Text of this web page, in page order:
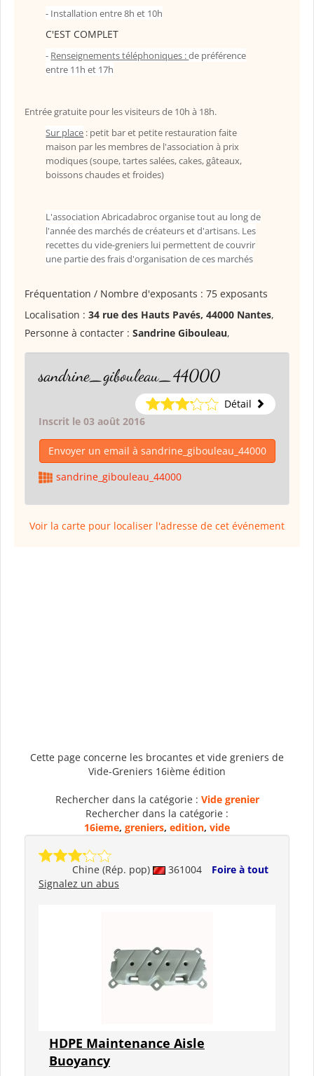
- Installation entre 8h et 10h
C'EST COMPLET
- Renseignements téléphoniques :de préférence
entre 11h et 17h
Entrée gratuite pour les visiteurs de 10h à 18h.
Sur place : petit bar et petite restauration faite
maison par les membres de l'association à prix
modiques (soupe, tartes salées, cakes, gâteaux,
boissons chaudes et froides)
L'association Abricadabroc organise tout au long de
l'année des marchés de créateurs et d'artisans. Les
recettes du vide-greniers lui permettent de couvrir
une partie des frais d'organisation de ces marchés
Fréquentation / Nombre d'exposants : 75 exposants
Localisation : 34 rue des Hauts Pavés, 44000 Nantes,
Personne à contacter : Sandrine Gibouleau,
sandrine_gibouleau_44000
Détail
Inscrit le 03 août 2016
Envoyer un email à sandrine_gibouleau_44000
sandrine_gibouleau_44000
Voir la carte pour localiser l'adresse de cet événement
Cette page concerne les brocantes et vide greniers de
Vide-Greniers 16ième édition
Rechercher dans la catégorie : Vide grenier
Rechercher dans la catégorie :
16ieme, greniers, edition, vide
Chine (Rép. pop) 361004
Foire à tout
Signalez un abus
HDPE Maintenance Aisle
Buoyancy